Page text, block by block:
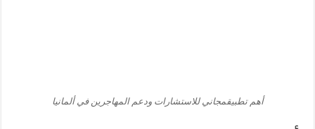
أهم تطبيقمجاني للاستشارات ودعم المهاجرين في ألمانيا